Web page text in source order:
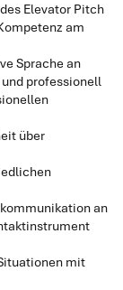
Elevator Pitch
am
Sprache an
professionell
über
an
mit